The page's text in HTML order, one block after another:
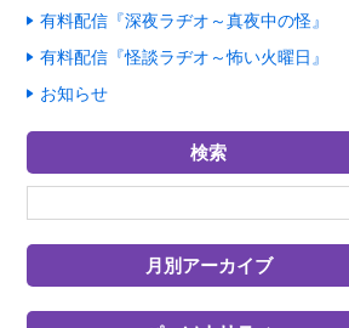
有料配信『深夜ラヂオ～真夜中の怪』
有料配信『怪談ラヂオ～怖い火曜日』
お知らせ
検索
月別アーカイブ